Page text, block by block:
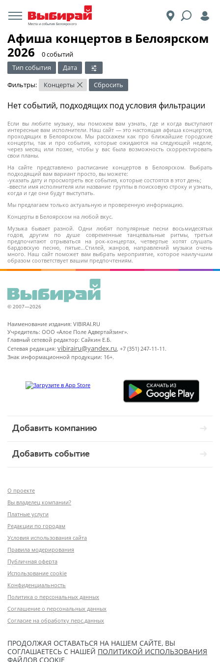
Места и события Белоярского
Афиша концертов в Белоярском
2026
​0 событий
Тип события
Дата
Фильтры:
Концерты × Сбросить
Если вы любите музыку, мы поможем вам узнать, где и когда выступают
интересные вам исполнители. Наш сайт — это настоящая афиша концертов,
проходящих в Белоярском. Мы расскажем как про ближайшие городские
концерты, так и про события, которые ожидаются на следующей неделе,
через месяц или позже, чтобы у вас была возможность скорректировать
свои планы.
На сайте представлено расписание концертов в Белоярском. Выбрать
подходящий вам вариант просто, вы можете:
-указать дату и просмотреть все события, которые состоятся в этот день;
-ввести имя исполнителя или название группы в поисковую строку и узнать,
когда и где они будут выступать.
Мы предлагаем только актуальную и проверенную информацию.
Концерты в Белоярском на любой вкус.
Музыка бывает разной. Одни любят популярные песни восьмидесятых
годов, другим по душе современные танцевальные ритмы, третьи
предпочитают отрываться на рок-концертах, четвертые хотят слушать
бардовскую песню, пятые…Стилей, жанров, направлений музыки очень
много. Наш сайт поможет вам выбрать мероприятие, которое наилучшим
образом соответствует вашим предпочтениям.
Нет событий, подходящих под условия фильтрации
© 2007—2026
Наименование издания: VIBIRAI.RU
Учредитель: ООО «Алое Поле Адвертайзинг».
Главный сетевой редактор: Сайкин Е.Б.
Сетевая редакция: vibirairu@yandex.ru, +7 (351) 247-11-11.
Знак информационной продукции: 16+.
Добавить компанию
Добавить событие
О проекте
Вы владелец компании?
Платные услуги
Редакции по городам
Условия использования сайта
Правила модерирования
Публичная оферта
Использование cookie
Конфиденциальность
Политика о персональных данных
Соглашение о персональных данных
Согласие на обработку перс.данных
ПРОДОЛЖАЯ ОСТАВАТЬСЯ НА НАШЕМ САЙТЕ, ВЫ
СОГЛАШАЕТЕСЬ С НАШЕЙ ПОЛИТИКОЙ ИСПОЛЬЗОВАНИЯ
ФАЙЛОВ COOKIE